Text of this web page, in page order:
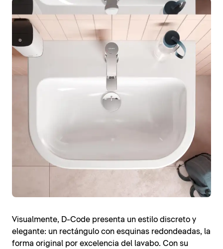
Visualmente, D-Code presenta un estilo discreto y
elegante: un rectángulo con esquinas redondeadas, la
forma original por excelencia del lavabo. Con su